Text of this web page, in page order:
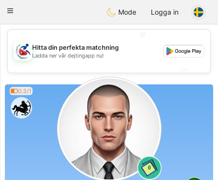
Handi Space
Toggle
Mode Logga in
💖
💕
Hitta din perfekta matchning
Ladda ner vår dejtingapp nu!
0.3/1
0